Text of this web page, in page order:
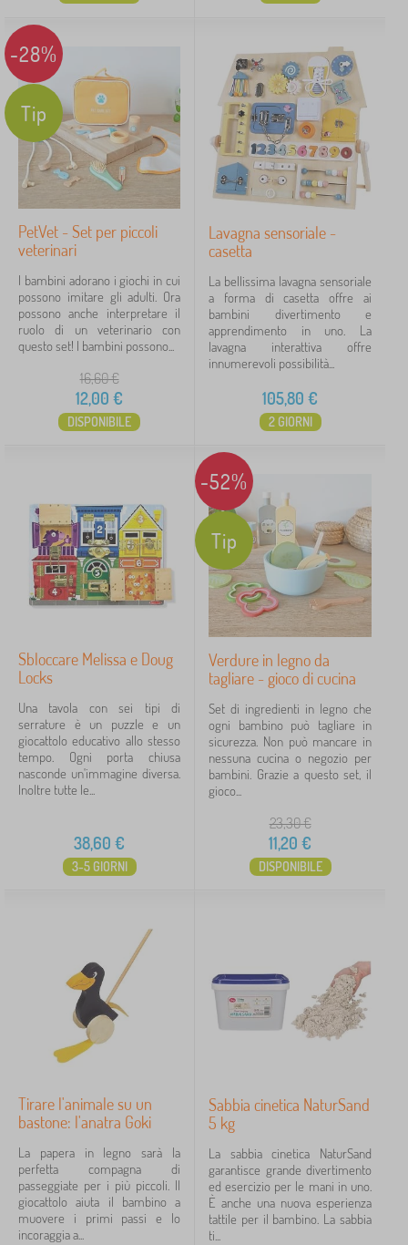
-28%
Tip
PetVet - Set per piccoli
veterinari
I bambini adorano i giochi in cui
possono imitare gli adulti. Ora
possono anche interpretare il
ruolo di un veterinario con
questo set! I bambini possono...
16,60€
12,00 €
DISPONIBILE
Lavagna sensoriale -
casetta
La bellissima lavagna sensoriale
a forma di casetta offre ai
bambini divertimento e
apprendimento in uno. La
lavagna interattiva offre
innumerevoli possibilità...
105,80 €
2 GIORNI
Sbloccare Melissa e Doug
Locks
Una tavola con sei tipi di
serrature è un puzzle e un
giocattolo educativo allo stesso
tempo. Ogni porta chiusa
nasconde un'immagine diversa.
Inoltre tutte le...
38,60 €
3-5 GIORNI
-52%
Tip
Verdure in legno da
tagliare - gioco di cucina
Set di ingredienti in legno che
ogni bambino può tagliare in
sicurezza. Non può mancare in
nessuna cucina o negozio per
bambini. Grazie a questo set, il
gioco...
23,30€
11,20 €
DISPONIBILE
Tirare l'animale su un
bastone: l'anatra Goki
La papera in legno sarà la
perfetta compagna di
passeggiate per i più piccoli. Il
giocattolo aiuta il bambino a
muovere i primi passi e lo
incoraggia a...
Sabbia cinetica NaturSand
5 kg
La sabbia cinetica NaturSand
garantisce grande divertimento
ed esercizio per le mani in uno.
È anche una nuova esperienza
tattile per il bambino. La sabbia
ti...